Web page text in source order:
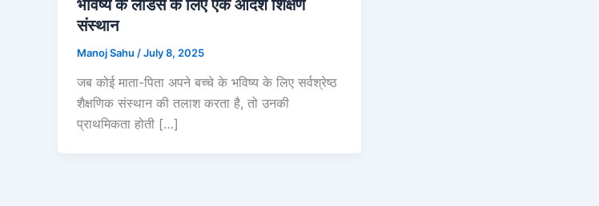
भविष्य के लीडर्स के लिए एक आदर्श शिक्षण
संस्थान
Manoj Sahu /July 8, 2025
जब कोई माता-पिता अपने बच्चे के भविष्य के लिए सर्वश्रेष्ठ
शैक्षणिक संस्थान की तलाश करता है, तो उनकी
प्राथमिकता होती […]